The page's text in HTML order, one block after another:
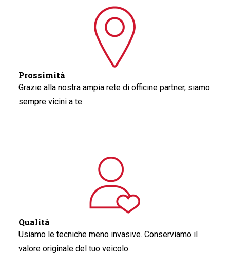
Prossimità
Grazie alla nostra ampia rete di officine partner, siamo
sempre vicini a te.
Qualità
Usiamo le tecniche meno invasive. Conserviamo il
valore originale del tuo veicolo.